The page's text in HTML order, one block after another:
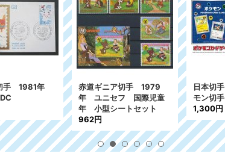
日本切手 2021年 ポケ
モン切手 シート
～ 1,600円
ギリシャ切手 1979年 国
際児童年 3種
216円